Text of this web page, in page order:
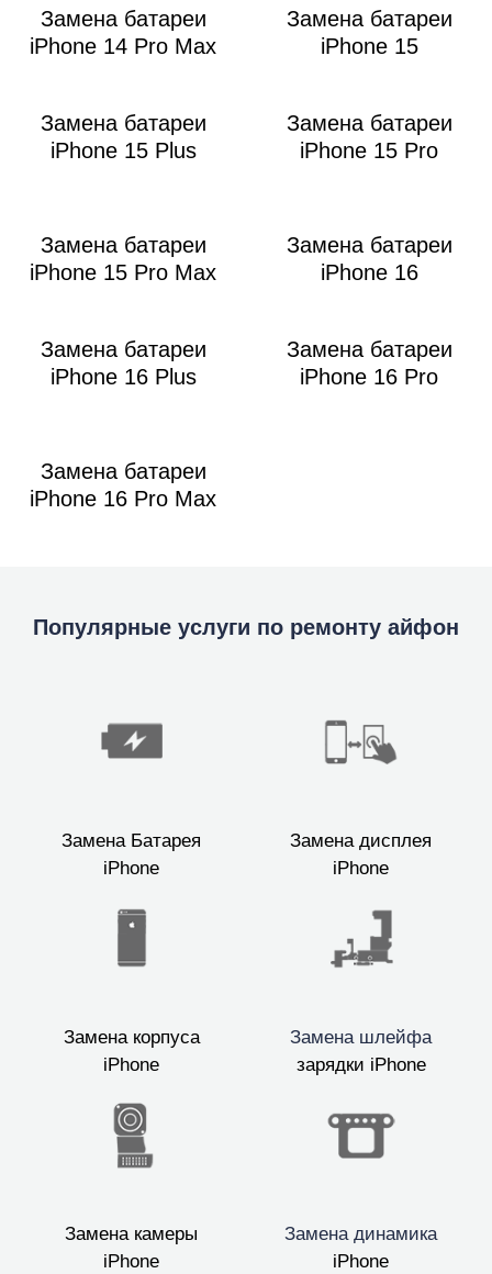
Замена батареи
iPhone 14 Pro Max
Замена батареи
iPhone 15
Замена батареи
iPhone 15 Plus
Замена батареи
iPhone 15 Pro
Замена батареи
iPhone 15 Pro Max
Замена батареи
iPhone 16
Замена батареи
iPhone 16 Plus
Замена батареи
iPhone 16 Pro
Замена батареи
iPhone 16 Pro Max
Популярные услуги по ремонту айфон
Замена Батарея
iPhone
Замена дисплея
iPhone
Замена корпуса
iPhone
Замена шлейфа
зарядки iPhone
Замена камеры
iPhone
Замена динамика
iPhone